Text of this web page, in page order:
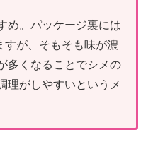
め。パッケージ裏には
すが、そもそも味が濃
多くなることでシメの
理がしやすいというメ